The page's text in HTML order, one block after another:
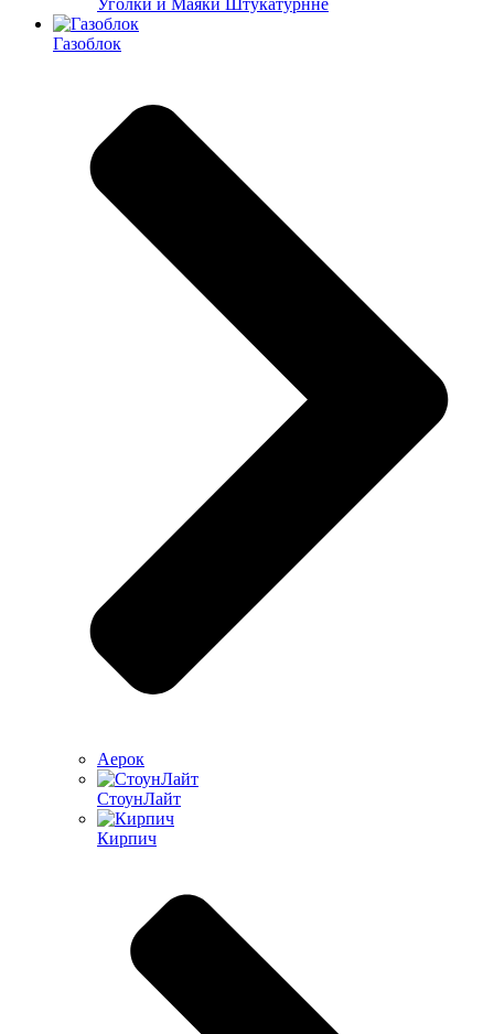
Газоблок
Аерок
СтоунЛайт
Кирпич